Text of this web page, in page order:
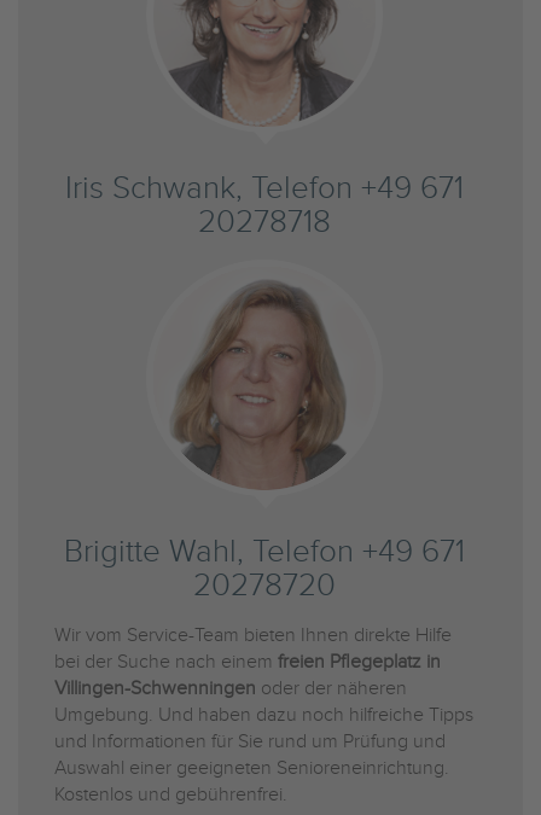
Iris Schwank, Telefon +49 671
20278718
Brigitte Wahl, Telefon +49 671
20278720
Wir vom Service-Team bieten Ihnen direkte Hilfe
bei der Suche nach einem freien Pflegeplatz in
Villingen-Schwenningen oder der näheren
Umgebung. Und haben dazu noch hilfreiche Tipps
und Informationen für Sie rund um Prüfung und
Auswahl einer geeigneten Senioreneinrichtung.
Kostenlos und gebührenfrei.